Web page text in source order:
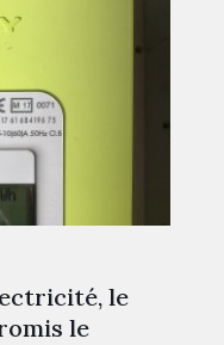
le
le